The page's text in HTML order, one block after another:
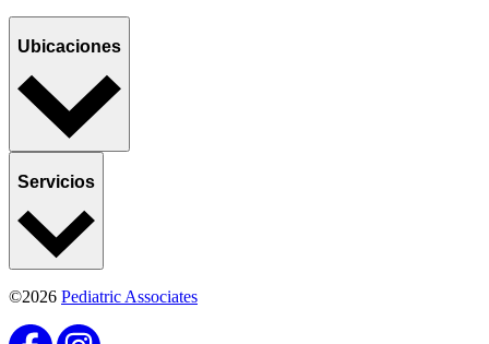
Ubicaciones
Servicios
©2026 Pediatric Associates